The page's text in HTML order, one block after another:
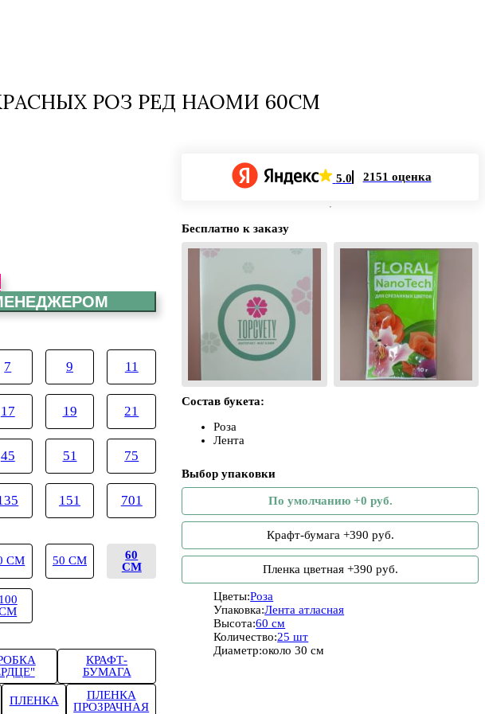
РОЗ РЕД НАОМИ 60СМ
7 9 11
17 19 21
45 51 75
151 701
СМ 50 СМ
60
СМ
100
КРАФТ-
БУМАГА
ПЛЕНКА
ПЛЕНКА
ПРОЗРАЧНАЯ
5.0 2151 оценка
Бесплатно к заказу
Состав букета:
Роза
Лента
Выбор упаковки
По умолчанию +0 руб.
Крафт-бумага +390 руб.
Пленка цветная +390 руб.
Цветы:Роза
Упаковка:Лента атласная
Высота:60 см
Количество:25 шт
Диаметр:около 30 см